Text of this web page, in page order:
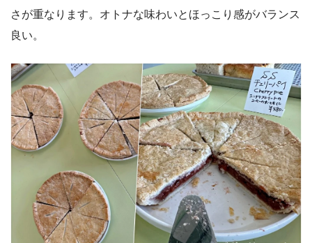
さが重なります。オトナな味わいとほっこり感がバランス
良い。